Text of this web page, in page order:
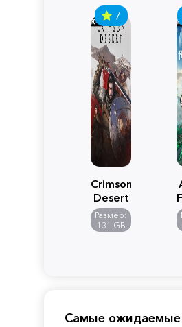
7
Crimson
Desert
Размер:
131 GB
Самые ожидаемые